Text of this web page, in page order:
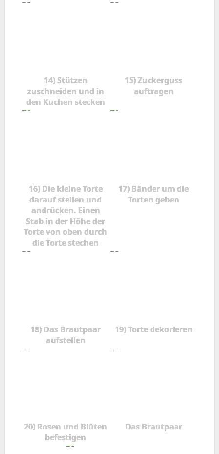
14) Stützen
zuschneiden und in
den Kuchen stecken
15) Zuckerguss
auftragen
16) Die kleine Torte
darauf stellen und
andrücken. Einen
Stab in der Höhe der
Torte von oben durch
die Torte stechen
17) Bänder um die
Torten geben
18) Das Brautpaar
aufstellen
19) Torte dekorieren
20) Rosen und Blüten
befestigen
Das Brautpaar